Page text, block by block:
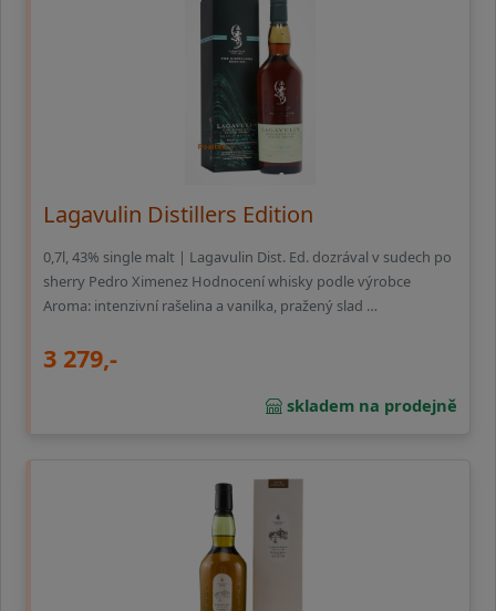
Lagavulin Distillers Edition
0,7l, 43% single malt | Lagavulin Dist. Ed. dozrával v sudech po
sherry Pedro Ximenez Hodnocení whisky podle výrobce
Aroma: intenzivní rašelina a vanilka, pražený slad …
3 279,-
skladem na prodejně